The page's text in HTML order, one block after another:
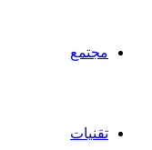
مجتمع
تقنيات